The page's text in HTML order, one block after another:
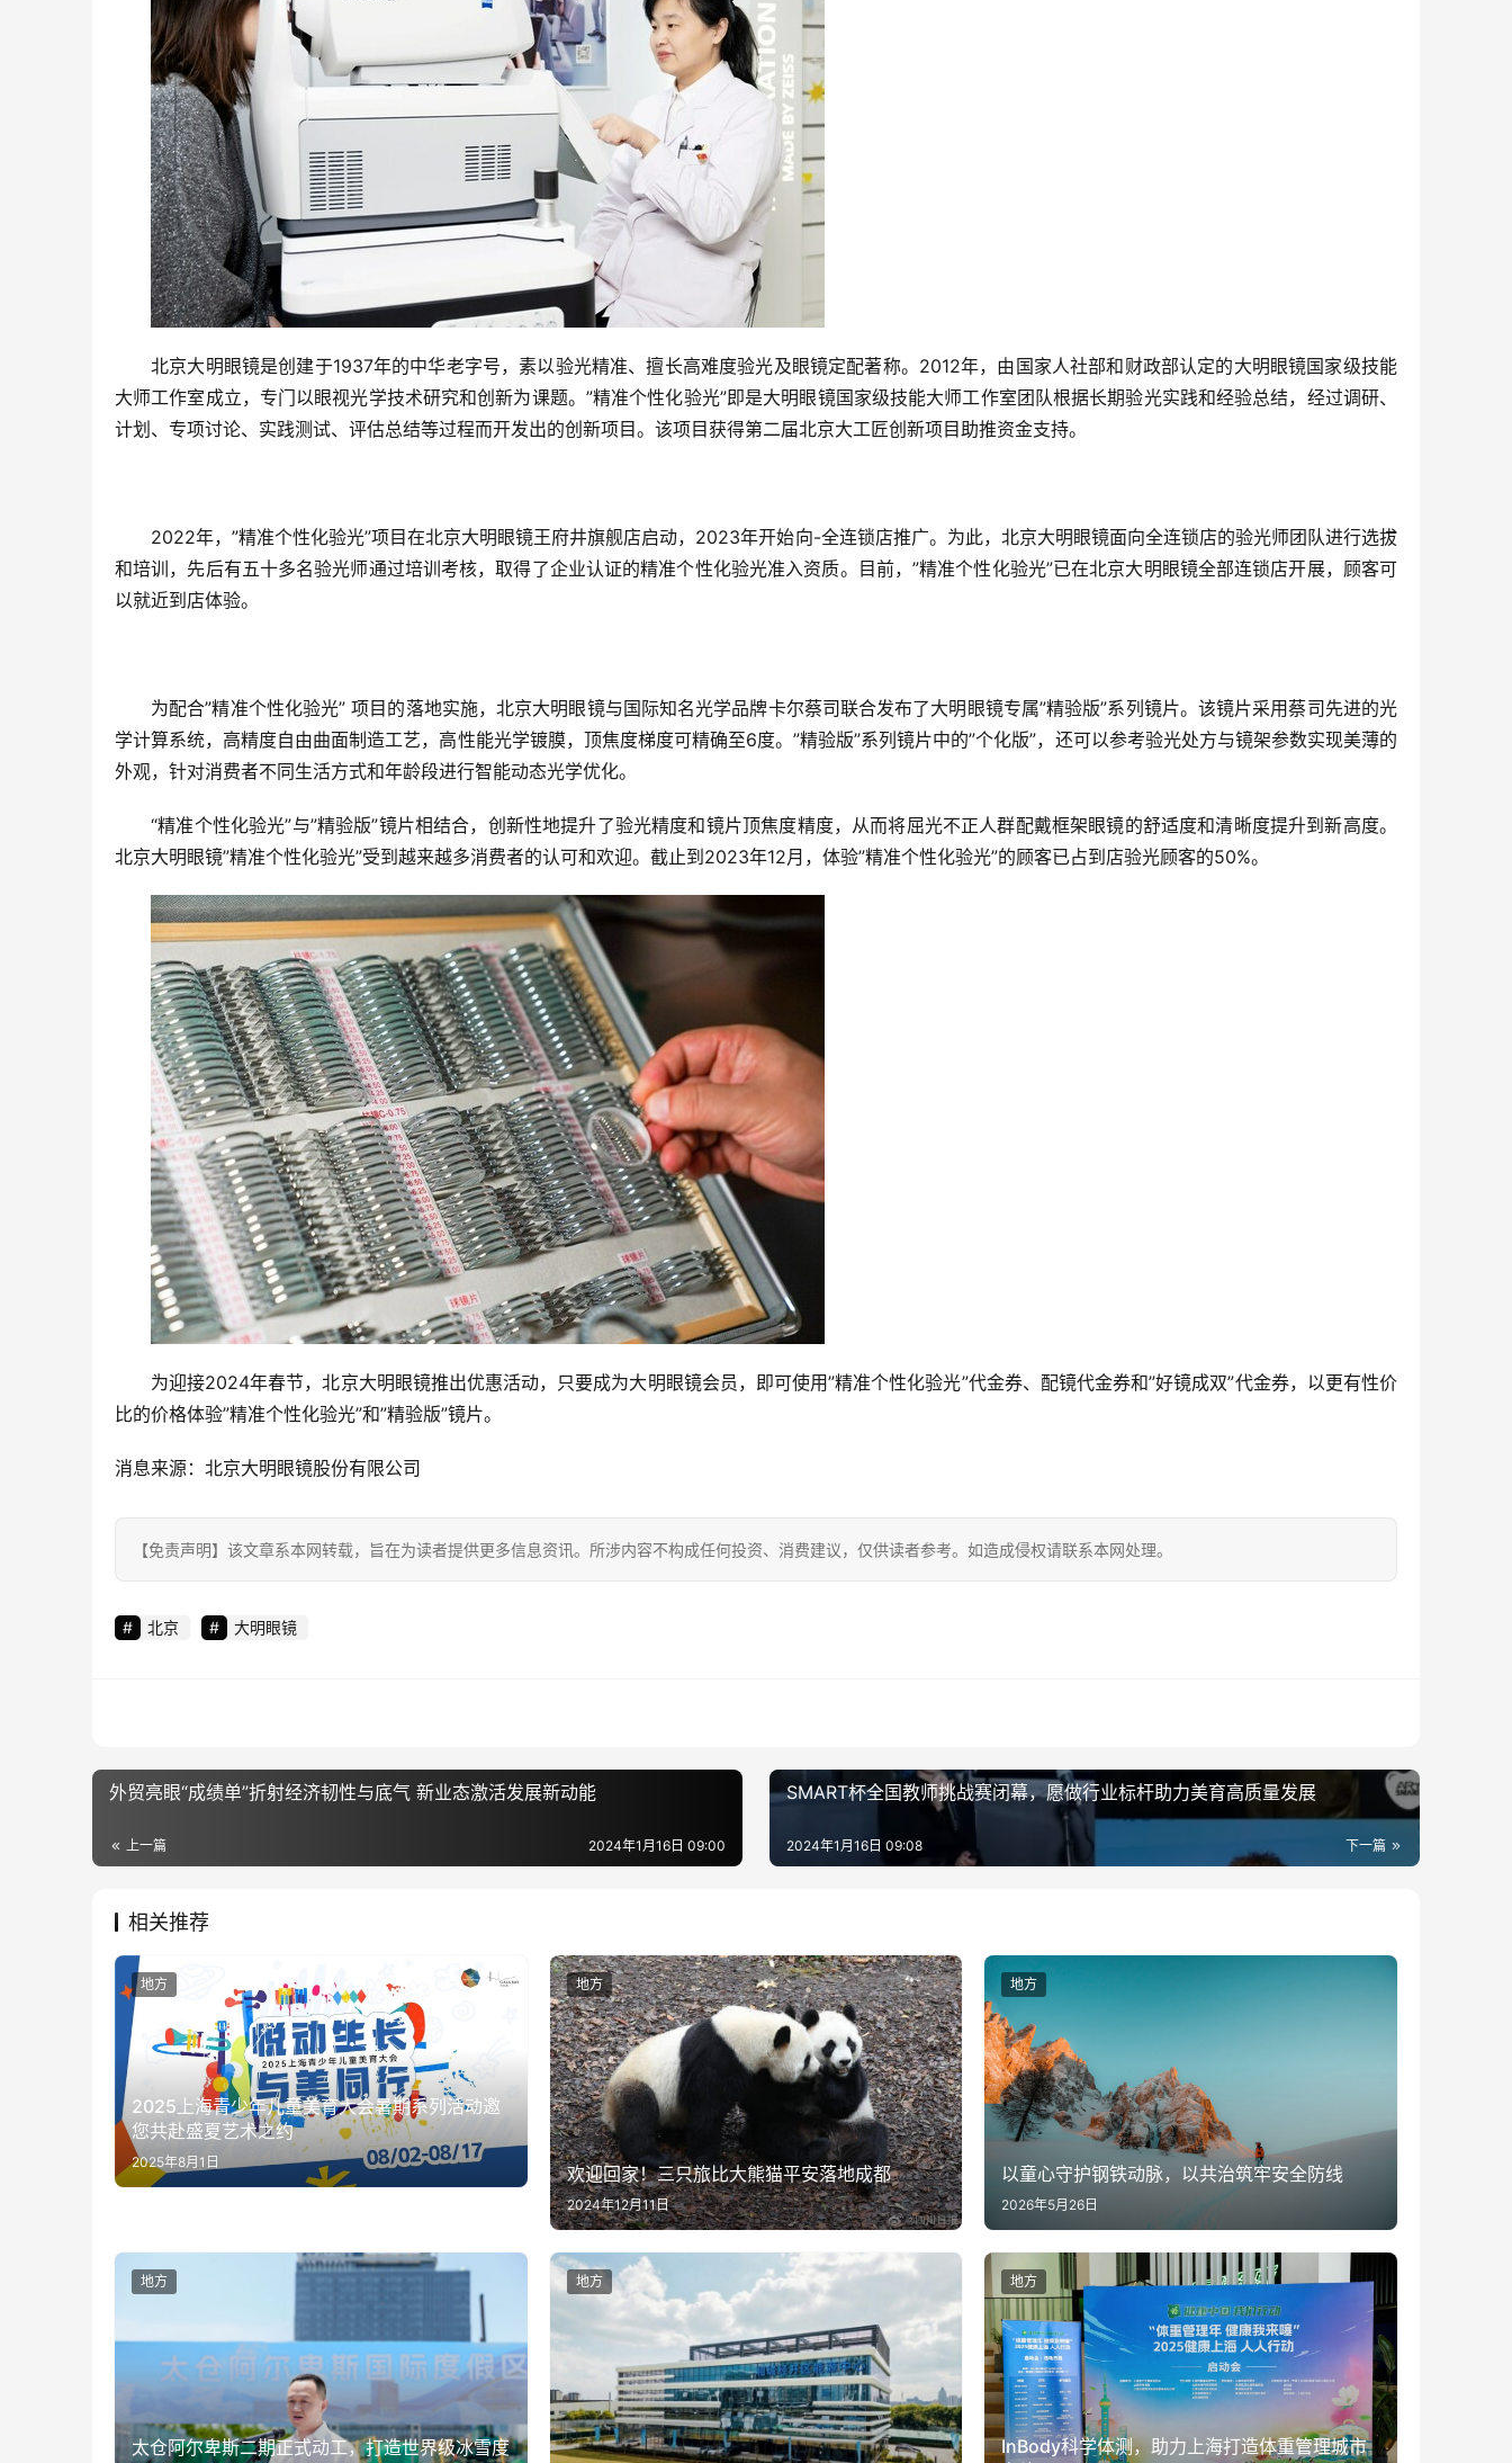
北京大明眼镜是创建于1937年的中华老字号，素以验光精准、擅长高难度验光及眼镜定配著称。2012年，由国家人社部和财政部认定的大明眼镜国家级技能
大师工作室成立，专门以眼视光学技术研究和创新为课题。”精准个性化验光”即是大明眼镜国家级技能大师工作室团队根据长期验光实践和经验总结，经过调研、
计划、专项讨论、实践测试、评估总结等过程而开发出的创新项目。该项目获得第二届北京大工匠创新项目助推资金支持。
2022年，”精准个性化验光”项目在北京大明眼镜王府井旗舰店启动，2023年开始向-全连锁店推广。为此，北京大明眼镜面向全连锁店的验光师团队进行选拔
和培训，先后有五十多名验光师通过培训考核，取得了企业认证的精准个性化验光准入资质。目前，”精准个性化验光”已在北京大明眼镜全部连锁店开展，顾客可
以就近到店体验。
为配合”精准个性化验光” 项目的落地实施，北京大明眼镜与国际知名光学品牌卡尔蔡司联合发布了大明眼镜专属”精验版”系列镜片。该镜片采用蔡司先进的光
学计算系统，高精度自由曲面制造工艺，高性能光学镀膜，顶焦度梯度可精确至6度。”精验版”系列镜片中的”个化版”，还可以参考验光处方与镜架参数实现美薄的
外观，针对消费者不同生活方式和年龄段进行智能动态光学优化。
“精准个性化验光”与”精验版”镜片相结合，创新性地提升了验光精度和镜片顶焦度精度，从而将屈光不正人群配戴框架眼镜的舒适度和清晰度提升到新高度。
北京大明眼镜”精准个性化验光”受到越来越多消费者的认可和欢迎。截止到2023年12月，体验”精准个性化验光”的顾客已占到店验光顾客的50%。
为迎接2024年春节，北京大明眼镜推出优惠活动，只要成为大明眼镜会员，即可使用”精准个性化验光”代金券、配镜代金券和”好镜成双”代金券，以更有性价
比的价格体验”精准个性化验光”和”精验版”镜片。
消息来源：北京大明眼镜股份有限公司
【免责声明】该文章系本网转载，旨在为读者提供更多信息资讯。所涉内容不构成任何投资、消费建议，仅供读者参考。如造成侵权请联系本网处理。
北京 大明眼镜
外贸亮眼“成绩单”折射经济韧性与底气 新业态激活发展新动能
上一篇 2024年1月16日 09:00
SMART杯全国教师挑战赛闭幕，愿做行业标杆助力美育高质量发展
下一篇
2024年1月16日 09:08
相关推荐
2025上海青少年儿童美育大会暑期系列活动邀
您共赴盛夏艺术之约
2025年8月1日
地方
欢迎回家！三只旅比大熊猫平安落地成都
2024年12月11日
地方
以童心守护钢铁动脉，以共治筑牢安全防线
2026年5月26日
地方
太仓阿尔卑斯二期正式动工，打造世界级冰雪度
地方 地方
InBody科学体测，助力上海打造体重管理城市
地方